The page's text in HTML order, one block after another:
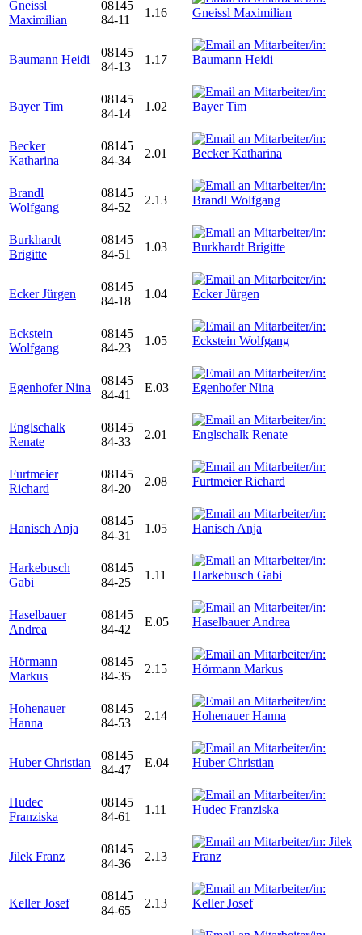
Gneissl
Maximilian
08145
84-11
1.16
Baumann Heidi
08145
84-13
1.17
Bayer Tim
08145
84-14
1.02
Becker
Katharina
08145
84-34
2.01
Brandl
Wolfgang
08145
84-52
2.13
Burkhardt
Brigitte
08145
84-51
1.03
Ecker Jürgen
08145
84-18
1.04
Eckstein
Wolfgang
08145
84-23
1.05
Egenhofer Nina
08145
84-41
E.03
Englschalk
Renate
08145
84-33
2.01
Furtmeier
Richard
08145
84-20
2.08
Hanisch Anja
08145
84-31
1.05
Harkebusch
Gabi
08145
84-25
1.11
Haselbauer
Andrea
08145
84-42
E.05
Hörmann
Markus
08145
84-35
2.15
Hohenauer
Hanna
08145
84-53
2.14
Huber Christian
08145
84-47
E.04
Hudec
Franziska
08145
84-61
1.11
Jilek Franz
08145
84-36
2.13
Keller Josef
08145
84-65
2.13